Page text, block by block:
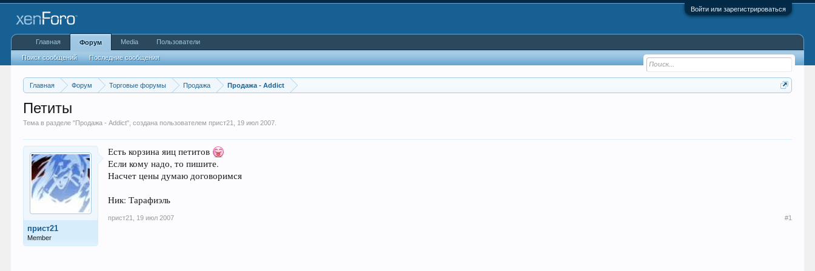
Войти или зарегистрироваться
Главная Форум Торговые форумы Продажа Продажа - Addict
Петиты
Тема в разделе "Продажа - Addict", создана пользователемприст21 19 июл 2007
прист21
Member
Есть корзина яиц петитов
Если кому надо, то пишите.
Насчет цены думаю договоримся
Ник: Тарафиэль
прист21 19 июл 2007 #1
Главная Форум
Поиск сообщений Последние сообщения
Media Пользователи